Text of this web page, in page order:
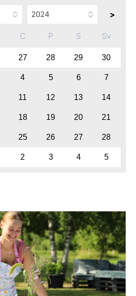
>
C P S Sv
27 28 29 30
4 5 6 7
11 12 13 14
18 19 20 21
25 26 27 28
2 3 4 5